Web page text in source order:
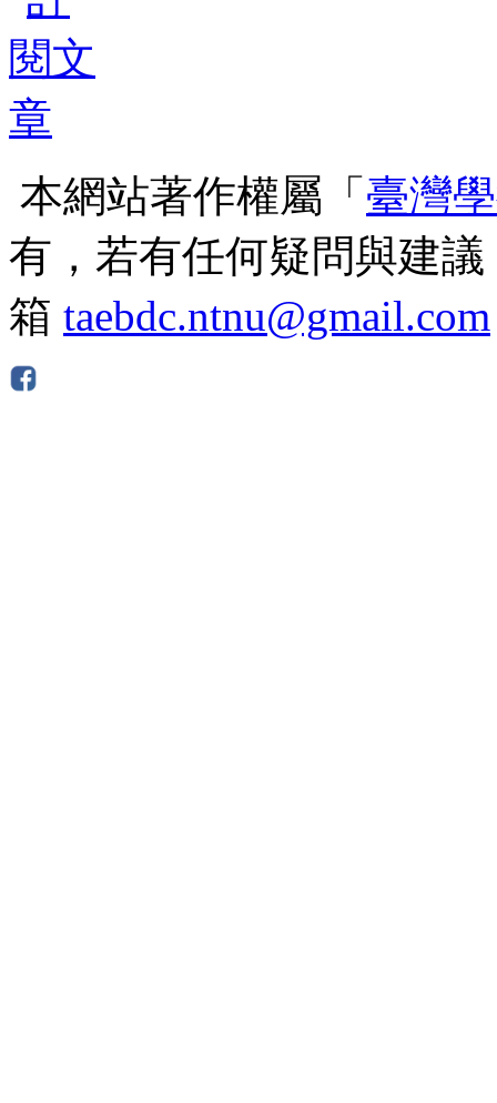
本網站著作權屬「 臺灣
有，若有任何疑問與建
箱 taebdc.ntnu@gmail.com